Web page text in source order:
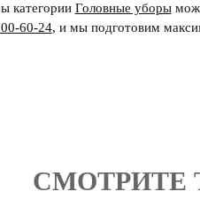
категории Головные уборы
60-24, и мы подготовим
4.7
СМОТРИТЕ